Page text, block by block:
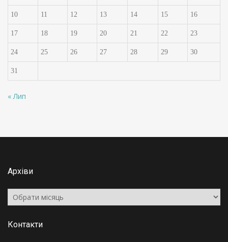
10 11 12 13 14 15 16
17 18 19 20 21 22 23
24 25 26 27 28 29 30
31
« Лип
Архіви
Архіви
Контакти